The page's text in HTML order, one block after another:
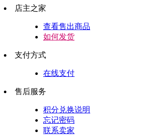
店主之家
查看售出商品
如何发货
支付方式
在线支付
售后服务
积分兑换说明
忘记密码
联系卖家